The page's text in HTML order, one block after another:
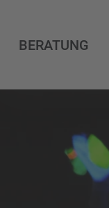
BERATUNG